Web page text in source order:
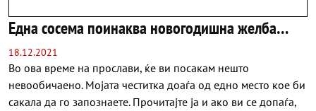
Една сосема поинаква новогодишна желба…
18.12.2021
Во ова време на прослави, ќе ви посакам нешто
невообичаено. Мојата честитка доаѓа од едно место кое би
сакала да го запознаете. Прочитајте ја и ако ви се допаѓа,